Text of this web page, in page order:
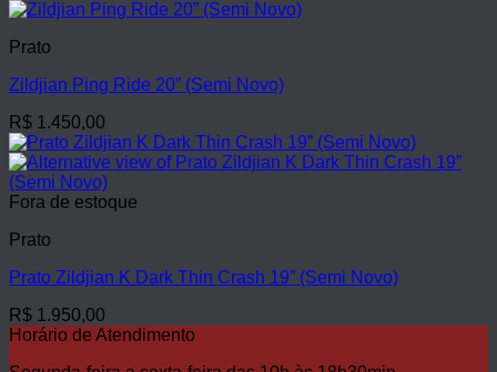
Prato
Zildjian Ping Ride 20” (Semi Novo)
R$ 1.450,00
Fora de estoque
Prato
Prato Zildjian K Dark Thin Crash 19” (Semi Novo)
R$ 1.950,00
Horário de Atendimento